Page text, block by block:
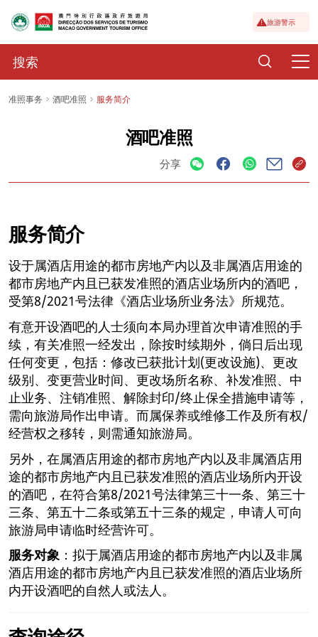
旅游警示
准照事务 酒吧准照 服务简介
酒吧准照
分享
服务简介
设于属酒店用途的都市房地产内以及非属酒店用途的
都市房地产内且已获发准照的酒店业场所内的酒吧，
受第8/2021号法律《酒店业场所业务法》所规范。
有意开设酒吧的人士须向本局办理首次申请准照的手
续，有关准照一经发出，除按时续期外，倘日后出现
任何变更，包括：修改已获批计划(更改设施)、更改
级别、变更营业时间、更改场所名称、补发准照、中
止业务、注销准照、解除封印/终止保全措施申请等，
需向旅游局作出申请。而属保养或维修工作及所有权/
经营权之移转，则需通知旅游局。
另外，在属酒店用途的都市房地产内以及非属酒店用
途的都市房地产内且已获发准照的酒店业场所内开设
的酒吧，在符合第8/2021号法律第三十一条、第三十
三条、第五十二条或第五十三条的规定，申请人可向
旅游局申请临时经营许可。
服务对象 ：拟于属酒店用途的都市房地产内以及非属
酒店用途的都市房地产内且已获发准照的酒店业场所
内开设酒吧的自然人或法人。